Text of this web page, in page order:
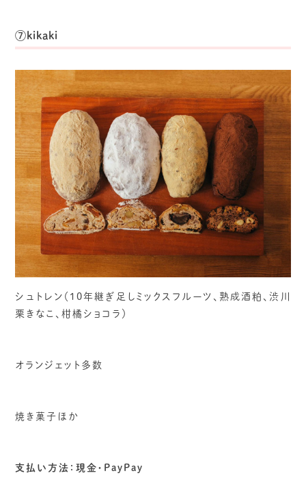
⑦kikaki
シュトレン（10年継ぎ足しミックスフルーツ、熟成酒粕、渋川
栗きなこ、柑橘ショコラ）
オランジェット多数
焼き菓子ほか
支払い方法：現金・PayPay